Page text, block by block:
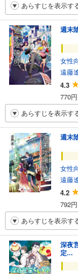
あらすじを表示す
週末
女性
遠藤
4.3
770
あらすじを表示す
週末
女性
遠藤
4.2
792
あらすじを表示す
深夜
定...